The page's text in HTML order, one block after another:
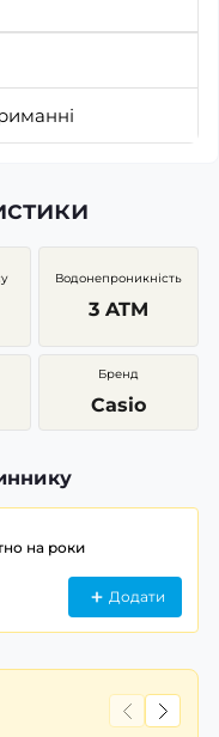
Водонепроникність
3 ATM
Бренд
Casio
на роки
Додати